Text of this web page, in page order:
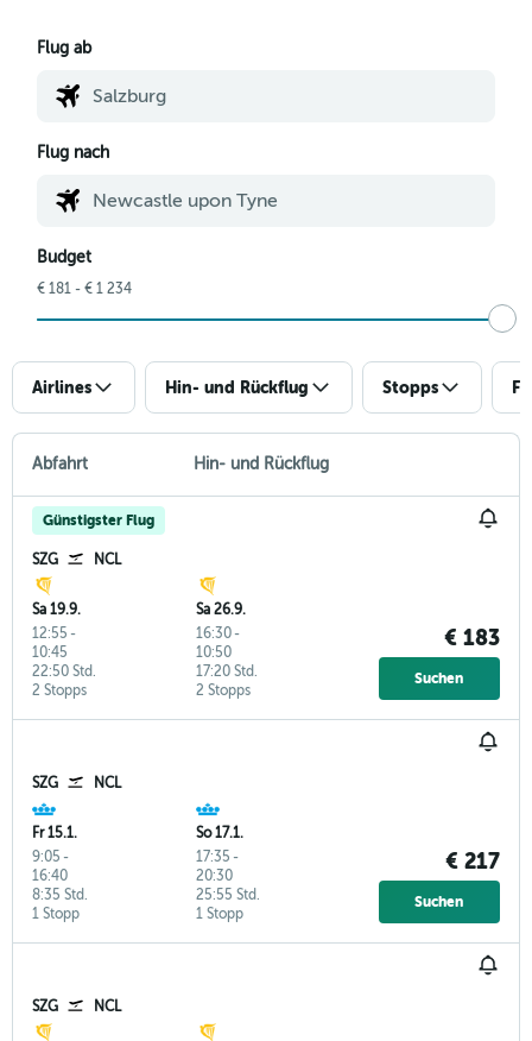
Flug ab
Flug nach
Budget
€ 181 - € 1 234
Airlines Hin- und Rückflug Stopps
Abfahrt Hin- und Rückflug
Günstigster Flug
SZG NCL
Sa 19.9.
12:55 -
10:45
2 Stopps
22:50 Std.
Sa 26.9.
16:30-
10:50
2 Stopps
17:20 Std.
€ 183
Suchen
SZG NCL
Fr 15.1.
9:05 -
16:40
1 Stopp
8:35 Std.
So 17.1.
17:35 -
20:30
1 Stopp
25:55 Std.
€ 217
Suchen
SZG NCL